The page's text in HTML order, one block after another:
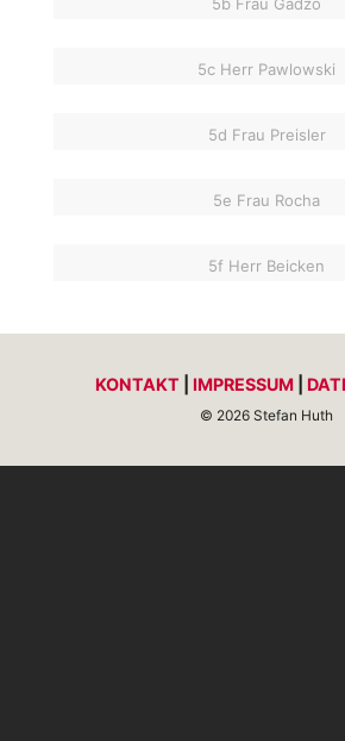
5c Herr Pawlowski
5d Frau Preisler
5e Frau Rocha
5f Herr Beicken
KONTAKT IMPRESSUM
© 2026 Stefan Huth